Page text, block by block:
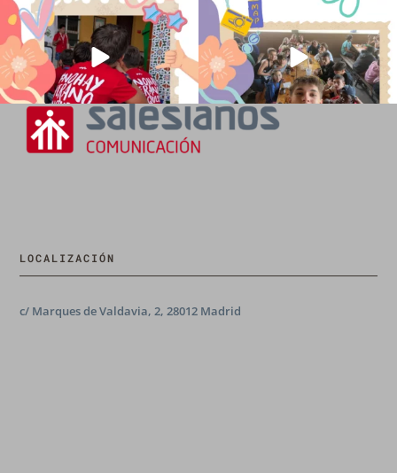
0 2
LOCALIZACIÓN
c/ Marques de Valdavia, 2, 28012 Madrid